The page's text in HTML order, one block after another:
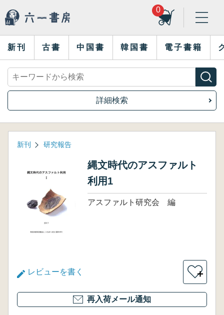
0
新刊 古書 中国書 韓国書 電子書籍
詳細検索
新刊 研究報告
縄文時代のアスファルト
利用1
アスファルト研究会 編
レビューを書く ＋
再入荷メール通知